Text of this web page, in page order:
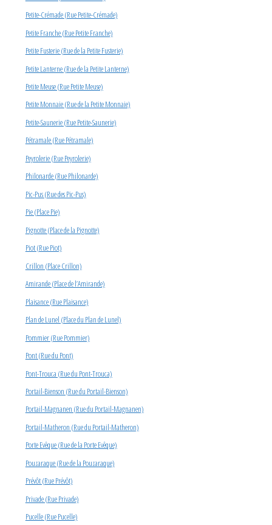
Petite-Crémade (Rue Petite-Crémade)
Petite Franche (Rue Petite Franche)
Petite Fusterie (Rue de la Petite Fusterie)
Petite Lanterne (Rue de la Petite Lanterne)
Petite Meuse (Rue Petite Meuse)
Petite Monnaie (Rue de la Petite Monnaie)
Petite-Saunerie (Rue Petite-Saunerie)
Pétramale (Rue Pétramale)
Peyrolerie (Rue Peyrolerie)
Philonarde (Rue Philonarde)
Pic-Pus (Rue des Pic-Pus)
Pie (Place Pie)
Pignotte (Place de la Pignotte)
Piot (Rue Piot)
Crillon (Place Crillon)
Amirande (Place de l’Amirande)
Plaisance (Rue Plaisance)
Plan de Lunel (Place du Plan de Lunel)
Pommier (Rue Pommier)
Pont (Rue du Pont)
Pont-Trouca (Rue du Pont-Trouca)
Portail-Bienson (Rue du Portail-Bienson)
Portail-Magnanen (Rue du Portail-Magnanen)
Portail-Matheron (Rue du Portail-Matheron)
Porte Evêque (Rue de la Porte Evêque)
Pouzaraque (Rue de la Pouzaraque)
Prévôt (Rue Prévôt)
Privade (Rue Privade)
Pucelle (Rue Pucelle)